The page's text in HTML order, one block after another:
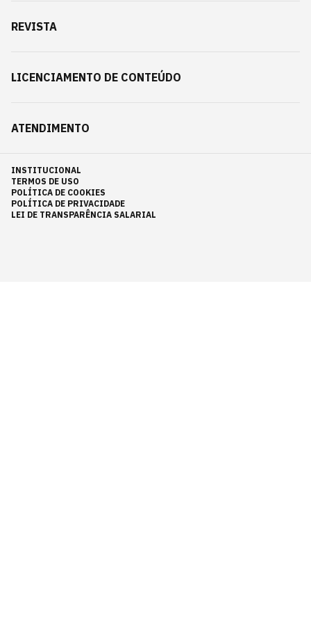
REVISTA
LICENCIAMENTO DE CONTEÚDO
ATENDIMENTO
INSTITUCIONAL
TERMOS DE USO
POLÍTICA DE COOKIES
POLÍTICA DE PRIVACIDADE
LEI DE TRANSPARÊNCIA SALARIAL